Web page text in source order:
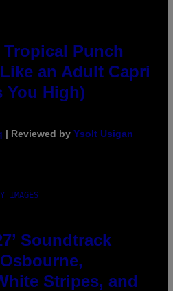
Tropical Punch
an Adult Capri
You High)
| Reviewed by Ysolt Usigan
IMAGES
Soundtrack
Stripes, and